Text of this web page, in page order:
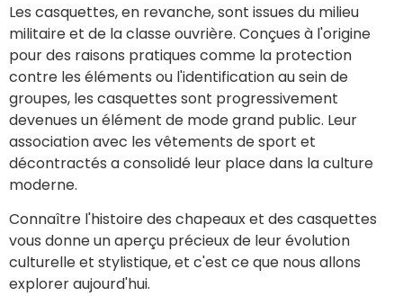
Les casquettes, en revanche, sont issues du milieu
militaire et de la classe ouvrière. Conçues à l'origine
pour des raisons pratiques comme la protection
contre les éléments ou l'identification au sein de
groupes, les casquettes sont progressivement
devenues un élément de mode grand public. Leur
association avec les vêtements de sport et
décontractés a consolidé leur place dans la culture
moderne.
Connaître l'histoire des chapeaux et des casquettes
vous donne un aperçu précieux de leur évolution
culturelle et stylistique, et c'est ce que nous allons
explorer aujourd'hui.